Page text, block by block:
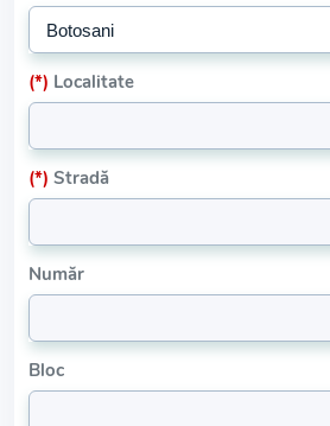
(*) Localitate
(*) Stradă
Număr
Bloc